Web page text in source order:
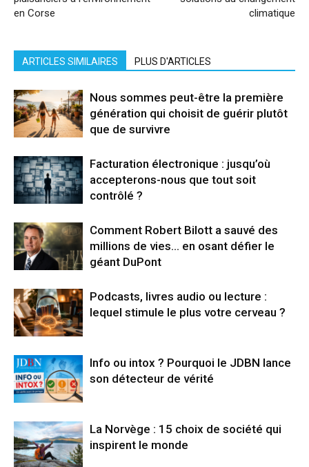
en Corse
climatique
ARTICLES SIMILAIRES PLUS D'ARTICLES
Nous sommes peut-être la première
génération qui choisit de guérir plutôt
que de survivre
Facturation électronique : jusqu’où
accepterons-nous que tout soit
contrôlé ?
Comment Robert Bilott a sauvé des
millions de vies… en osant défier le
géant DuPont
Podcasts, livres audio ou lecture :
lequel stimule le plus votre cerveau ?
Info ou intox ? Pourquoi le JDBN lance
son détecteur de vérité
La Norvège : 15 choix de société qui
inspirent le monde